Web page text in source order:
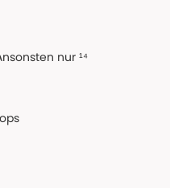
nur ¹⁴